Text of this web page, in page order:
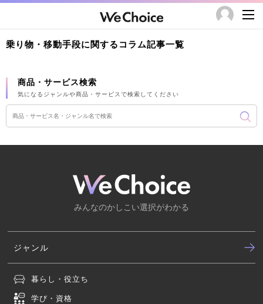
乗り物・移動手段に関するコラム記事一覧
商品・サービス検索
気になるジャンルや商品・サービスで検索してください
みんなのかしこい選択がわかる
ジャンル
暮らし・役立ち
学び・資格